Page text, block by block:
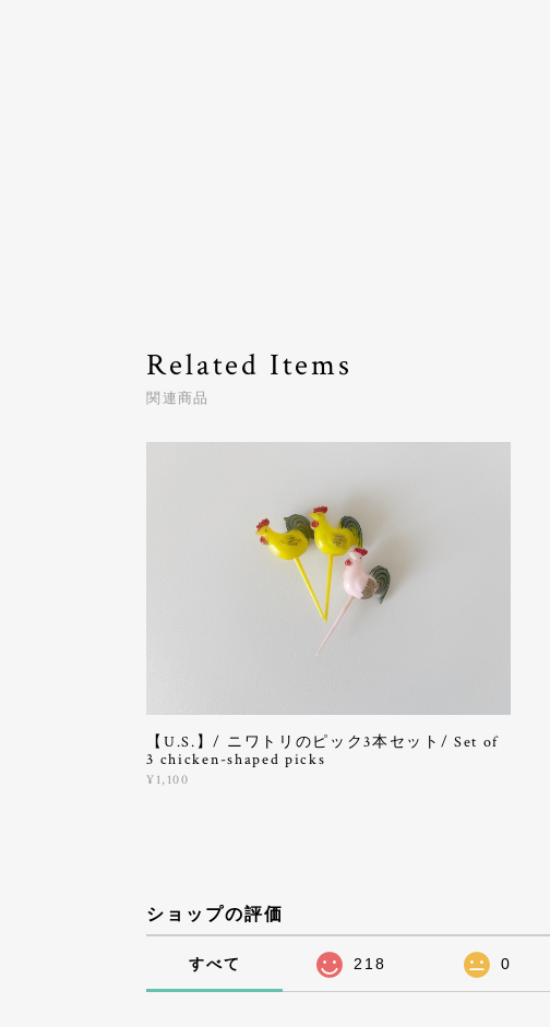
Related Items
関連商品
【U.S.】/ ニワトリのピック3本セット/ Set of
3 chicken-shaped picks
¥1,100
ショップの評価
すべて 218 0